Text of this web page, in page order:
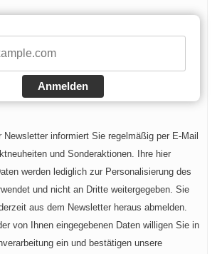
Anmelden
Newsletter informiert Sie regelmäßig per E-Mail
und Sonderaktionen. Ihre hier
werden lediglich zur Personalisierung des
und nicht an Dritte weitergegeben. Sie
aus dem Newsletter heraus abmelden.
von Ihnen eingegebenen Daten willigen Sie in
ein und bestätigen unsere